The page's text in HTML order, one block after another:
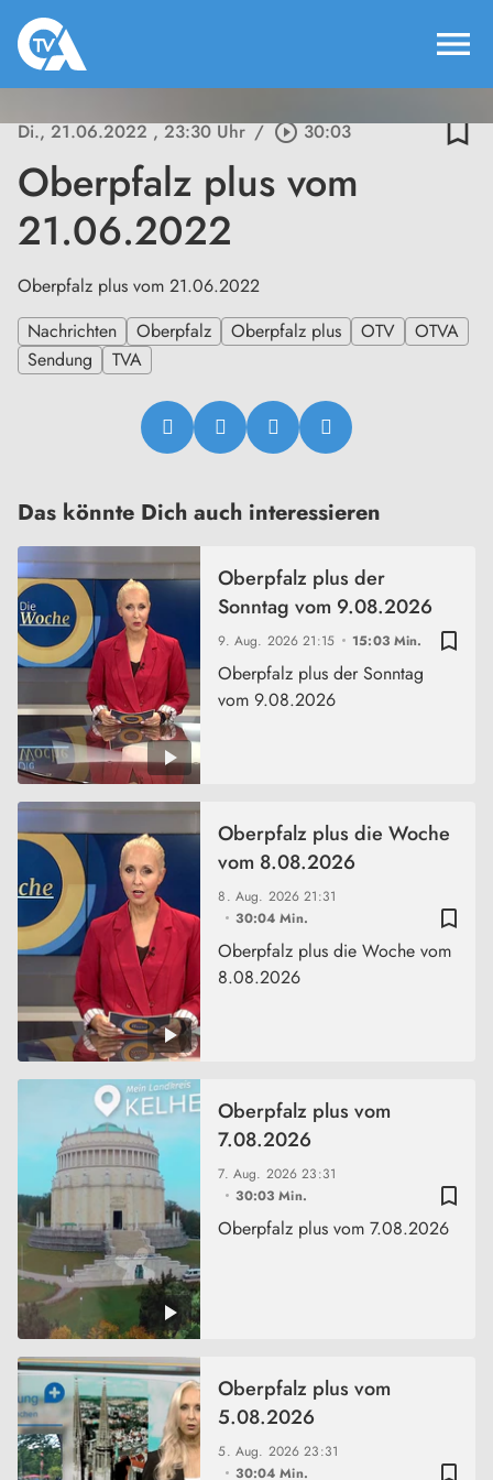
menu
Di., 21.06.2022, 23:30 Uhr / play_circle_outline30:03 bookmark_border
Oberpfalz plus vom
21.06.2022
Oberpfalz plus vom 21.06.2022
Nachrichten
Oberpfalz Oberpfalz plus OTV
OTVA
Sendung
TVA
Das könnte Dich auch interessieren
bookmark_border
9. Aug. 202621:15 15:03 Min.
Oberpfalz plus der
Sonntag vom 9.08.2026
Oberpfalz plus der Sonntag
vom 9.08.2026
bookmark_border
8. Aug. 202621:31
30:04 Min.
Oberpfalz plus die Woche
vom 8.08.2026
Oberpfalz plus die Woche vom
8.08.2026
bookmark_border
7. Aug. 202623:31
30:03 Min.
Oberpfalz plus vom
7.08.2026
Oberpfalz plus vom 7.08.2026
bookmark_border
5. Aug. 202623:31
30:04 Min.
Oberpfalz plus vom
5.08.2026